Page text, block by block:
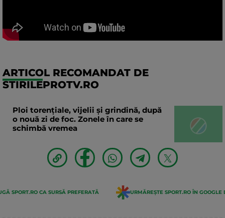
ARTICOL RECOMANDAT DE
STIRILEPROTV.RO
Ploi torențiale, vijelii și grindină, după
o nouă zi de foc. Zonele în care se
schimbă vremea
SPORT.RO CA SURSĂ PREFERATĂ URMĂREȘTE SPORT.RO ÎN GOOGLE